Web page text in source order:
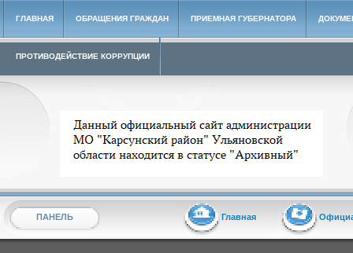
ГЛАВНАЯ ОБРАЩЕНИЯ ГРАЖДАН ПРИЕМНАЯ ГУБЕРНАТОРА
ПРОТИВОДЕЙСТВИЕ КОРРУПЦИИ
Архивный сайт администрации МО "Карсунский район"
ПАНЕЛЬ Главная